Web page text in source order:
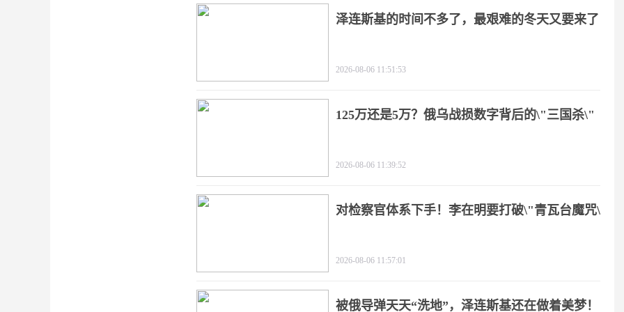
泽连斯基的时间不多了，最艰难的冬天又要来了
2026-08-06 11:51:53
125万还是5万？俄乌战损数字背后的\"三国杀\"
2026-08-06 11:39:52
对检察官体系下手！李在明要打破\"青瓦台魔咒\"
2026-08-06 11:57:01
被俄导弹天天“洗地”，泽连斯基还在做着美梦！